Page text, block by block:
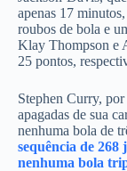
apenas 17
roubos de bola e
Klay Thompson e
25 pontos,
Stephen Curry,
apagadas de sua
nenhuma bola de
sequência de 268
nenhuma bola